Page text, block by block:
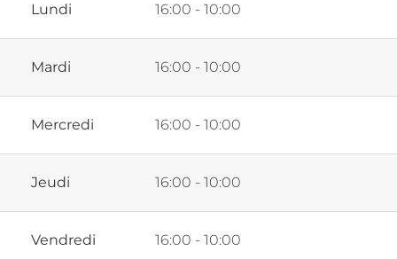
Lundi 16:00 - 10:00
Mardi 16:00 - 10:00
Mercredi 16:00 - 10:00
Jeudi 16:00 - 10:00
Vendredi 16:00 - 10:00